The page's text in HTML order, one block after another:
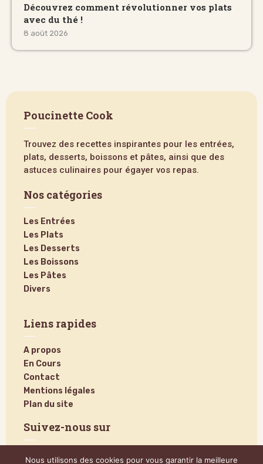
Découvrez comment révolutionner vos plats
avec du thé !
8 août 2026
Poucinette Cook
Trouvez des recettes inspirantes pour les entrées,
plats, desserts, boissons et pâtes, ainsi que des
astuces culinaires pour égayer vos repas.
Nos catégories
Les Entrées
Les Plats
Les Desserts
Les Boissons
Les Pâtes
Divers
Liens rapides
A propos
En Cours
Contact
Mentions légales
Plan du site
Suivez-nous sur
Nous utilisons des cookies pour vous garantir la meilleure